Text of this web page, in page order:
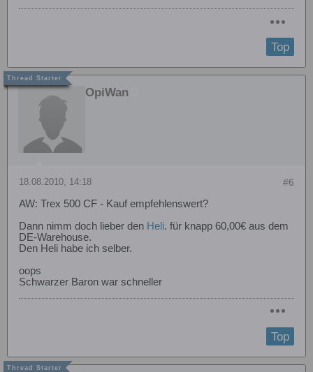
Top
OpiWan
#6
18.08.2010, 14:18
AW: Trex 500 CF - Kauf empfehlenswert?
Dann nimm doch lieber den Heli. für knapp 60,00€ aus dem
DE-Warehouse.
Den Heli habe ich selber.
oops
Schwarzer Baron war schneller
Top